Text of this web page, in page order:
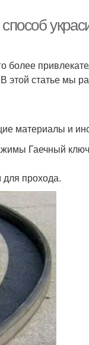
более
этой статье мы
материалы и
Гаечный
прохода.